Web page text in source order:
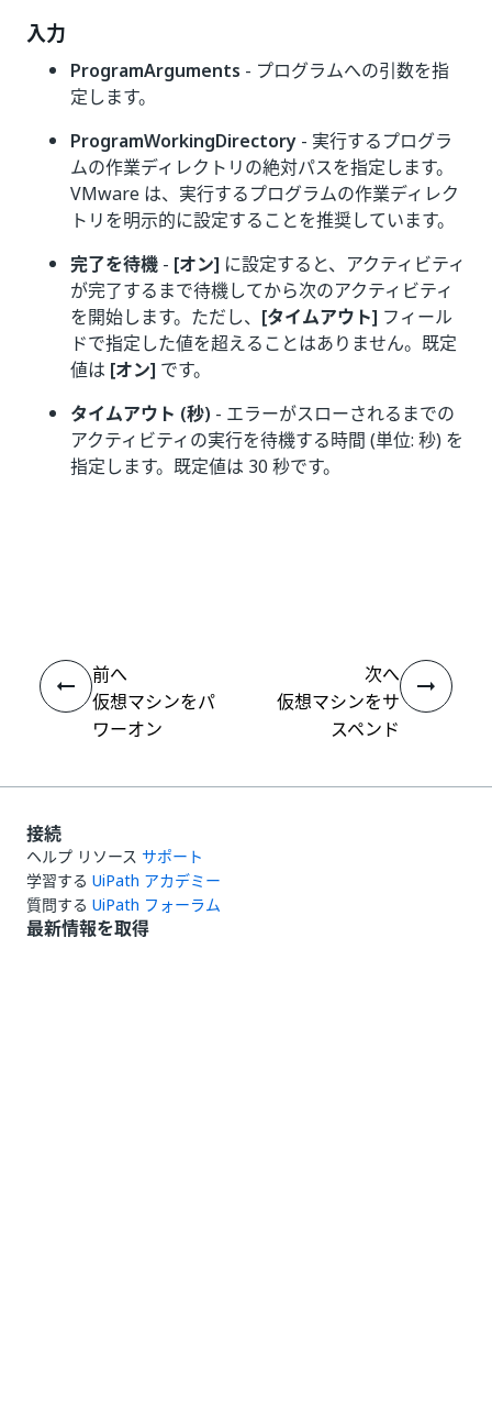
入力
ProgramArguments - プログラムへの引数を指
定します。
ProgramWorkingDirectory - 実行するプログラ
ムの作業ディレクトリの絶対パスを指定します。
VMware は、実行するプログラムの作業ディレク
トリを明示的に設定することを推奨しています。
完了を待機 - [オン] に設定すると、アクティビティ
が完了するまで待機してから次のアクティビティ
を開始します。ただし、 [タイムアウト] フィール
ドで指定した値を超えることはありません。既定
値は [オン] です。
タイムアウト (秒) - エラーがスローされるまでの
アクティビティの実行を待機する時間 (単位: 秒) を
指定します。既定値は 30 秒です。
前へ
仮想マシンをパ
ワーオン
次へ
仮想マシンをサ
スペンド
接続
ヘルプ リソース サポート
学習する UiPath アカデミー
質問する UiPath フォーラム
最新情報を取得